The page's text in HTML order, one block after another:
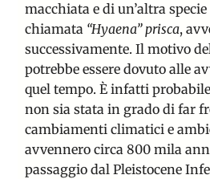
macchiata e di un’altra
chiamata “Hyaena” prisca,
successivamente. Il motivo
potrebbe essere dovuto alle
quel tempo. È infatti
non sia stata in grado di far
cambiamenti climatici e
avvennero circa 800 mila
passaggio dal Pleistocene